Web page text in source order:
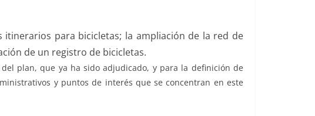
itinerarios para bicicletas; la ampliación de la red de
de un registro de bicicletas.
plan, que ya ha sido adjudicado, y para la definición de
y puntos de interés que se concentran en este